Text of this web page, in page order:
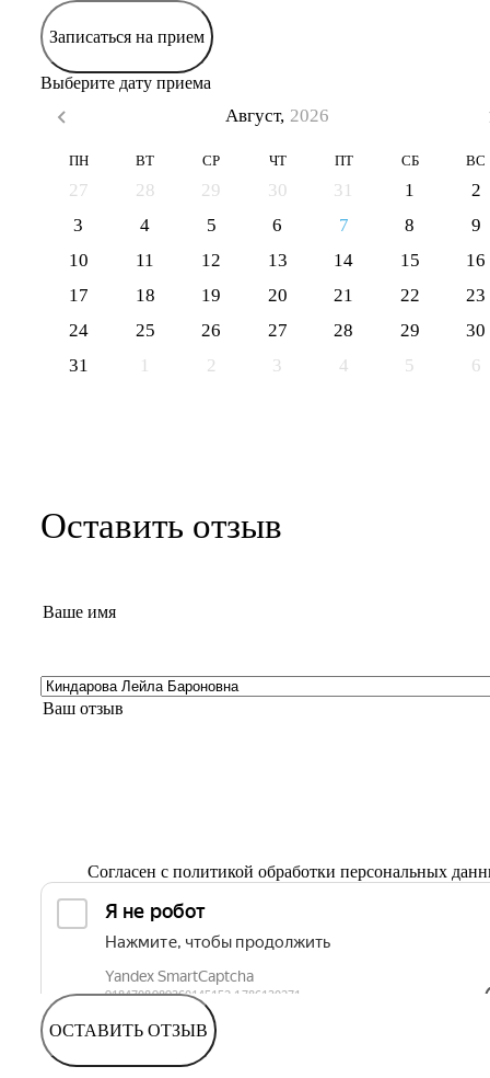
Записаться на прием
Выберите дату приема
Август, 2026
ПН ВТ СР ЧТ ПТ СБ ВС
27 28 29 30 31 1
2
3
4 5 6 7 8
9
10
11 12 13 14 15
16
17
18 19 20 21 22
23
24
25 26 27 28 29
30
31
1 2 3 4 5 6
Оставить отзыв
Согласен с политикой обработки персональных
ОСТАВИТЬ ОТЗЫВ